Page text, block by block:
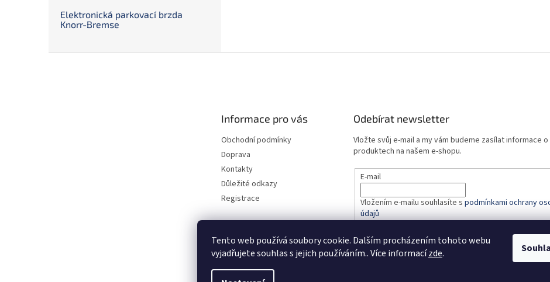
Tento web používá soubory cookie. Dalším procházením tohoto webu
vyjadřujete souhlas s jejich používáním.. Více informacízde.
Elektronická parkovací brzda
Knorr-Bremse
Informace pro vás
Obchodní podmínky
Doprava
Kontakty
Důležité odkazy
Registrace
Odebírat newsletter
Vložte svůj e-mail a my vám budeme zasílat informace
produktech na našem e-shopu.
E-mail
Vložením e-mailu souhlasíte s podmínkami ochrany
údajů
PŘIHLÁSIT SE